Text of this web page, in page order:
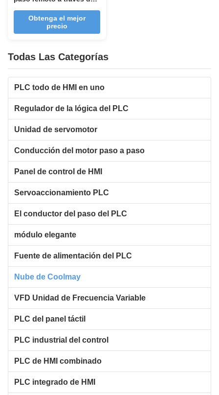
monitoreo remoto de
datos y notificación de
alarma de equipo
Obtenga el mejor
precio
Todas Las Categorías
PLC todo de HMI en uno
Regulador de la lógica del PLC
Unidad de servomotor
Conducción del motor paso a paso
Panel de control de HMI
Servoaccionamiento PLC
El conductor del paso del PLC
módulo elegante
Fuente de alimentación del PLC
Nube de Coolmay
VFD Unidad de Frecuencia Variable
PLC del panel táctil
PLC industrial del control
PLC de HMI combinado
PLC integrado de HMI